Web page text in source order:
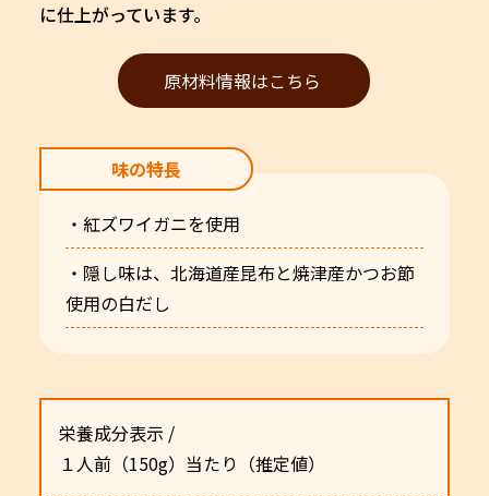
に仕上がっています。
原材料情報はこちら
味の特長
・紅ズワイガニを使用
・隠し味は、北海道産昆布と焼津産かつお節
使用の白だし
栄養成分表示 /
１人前（150g）当たり（推定値）